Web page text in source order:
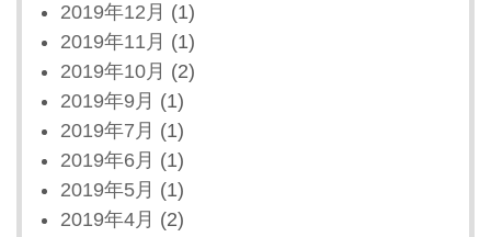
2019年12月 (1)
2019年11月 (1)
2019年10月 (2)
2019年9月 (1)
2019年7月 (1)
2019年6月 (1)
2019年5月 (1)
2019年4月 (2)